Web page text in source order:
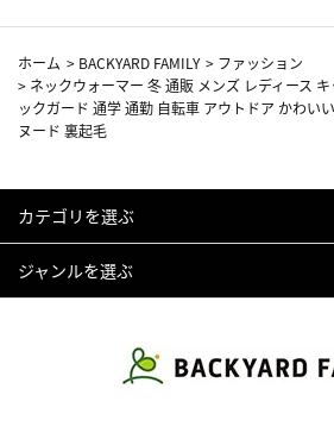
ホーム > BACKYARD FAMILY > ファッション
> ネックウォーマー 冬 通販 メンズ レディース
ックガード 通学 通勤 自転車 アウトドア かわい
ヌード 裏起毛
カテゴリを選ぶ
ジャンルを選ぶ